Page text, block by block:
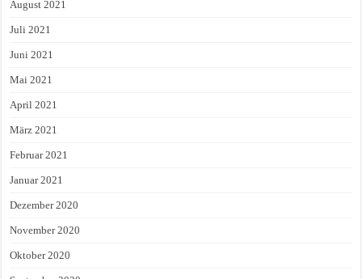
August 2021
Juli 2021
Juni 2021
Mai 2021
April 2021
März 2021
Februar 2021
Januar 2021
Dezember 2020
November 2020
Oktober 2020